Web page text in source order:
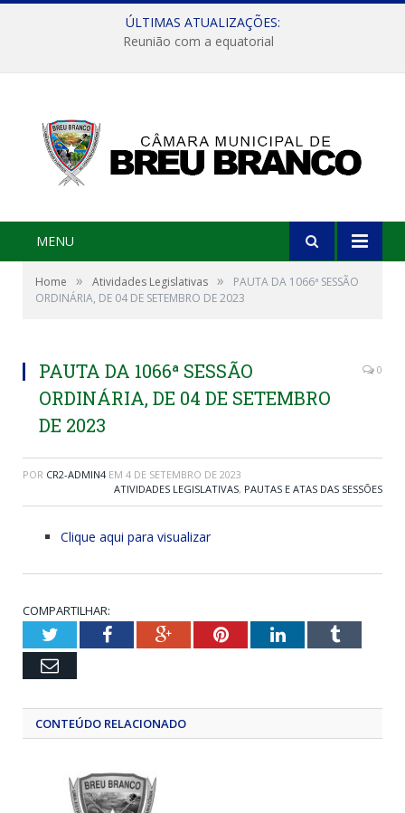
ÚLTIMAS ATUALIZAÇÕES:
Reunião com a equatorial
MENU
Home » Atividades Legislativas »
PAUTA DA 1066ª SESSÃO
ORDINÁRIA, DE 04 DE SETEMBRO DE 2023
PAUTA DA 1066ª SESSÃO
ORDINÁRIA, DE 04 DE SETEMBRO
DE 2023
0
POR CR2-ADMIN4 EM 4 DE SETEMBRO DE 2023
ATIVIDADES LEGISLATIVAS, PAUTAS E ATAS DAS SESSÕES
Clique aqui para visualizar
COMPARTILHAR:
TwitterFacebookGoogle+PinterestLinkedInTumblr
Email
CONTEÚDO RELACIONADO